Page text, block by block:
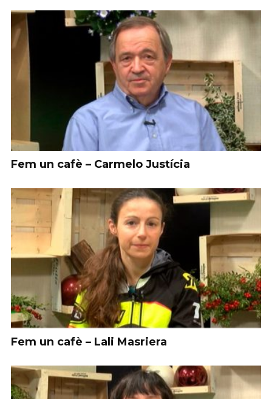
Fem un cafè – Carmelo Justícia
Fem un cafè – Lali Masriera